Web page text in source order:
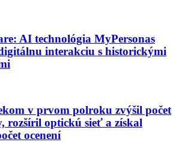
AI technológia MyPersonas
interakciu s historickými
v prvom polroku zvýšil počet
rozšíril optickú sieť a získal
ocenení